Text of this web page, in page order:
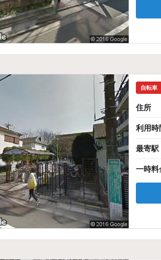
自転車
住所
利用時
最寄駅
一時料